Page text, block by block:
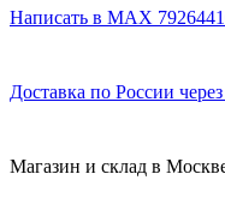
Написать в MAX
Доставка по России
Магазин и склад в